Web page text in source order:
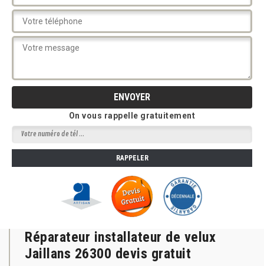
On vous rappelle gratuitement
Réparateur installateur de velux
Jaillans 26300 devis gratuit